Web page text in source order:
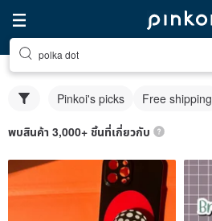
polka dot
Pinkoi's picks Free shipping
พบสินค้า 3,000+ ชิ้นที่เกี่ยวกับ